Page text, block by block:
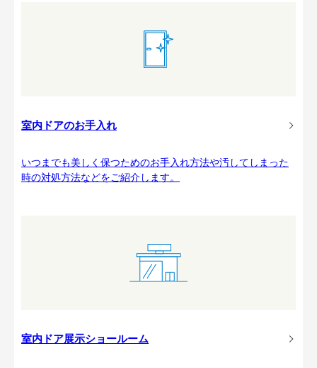
室内ドアのお手入れ
いつまでも美しく保つためのお手入れ方法や汚してしまった
時の対処方法などをご紹介します。
室内ドア展示ショールーム